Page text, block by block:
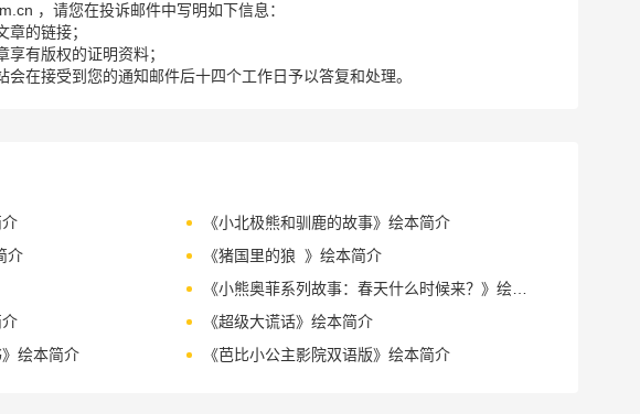
，请您在投诉邮件中写明如下信息：
章的链接；
享有版权的证明资料；
会在接受到您的通知邮件后十四个工作日予以答复和处理。
《小北极熊和驯鹿的故事》绘本简介
介
《猪国里的狼 》绘本简介
《小熊奥菲系列故事：春天什么时候来？》绘本简介
《超级大谎话》绘本简介
绘本简介
《芭比小公主影院双语版》绘本简介